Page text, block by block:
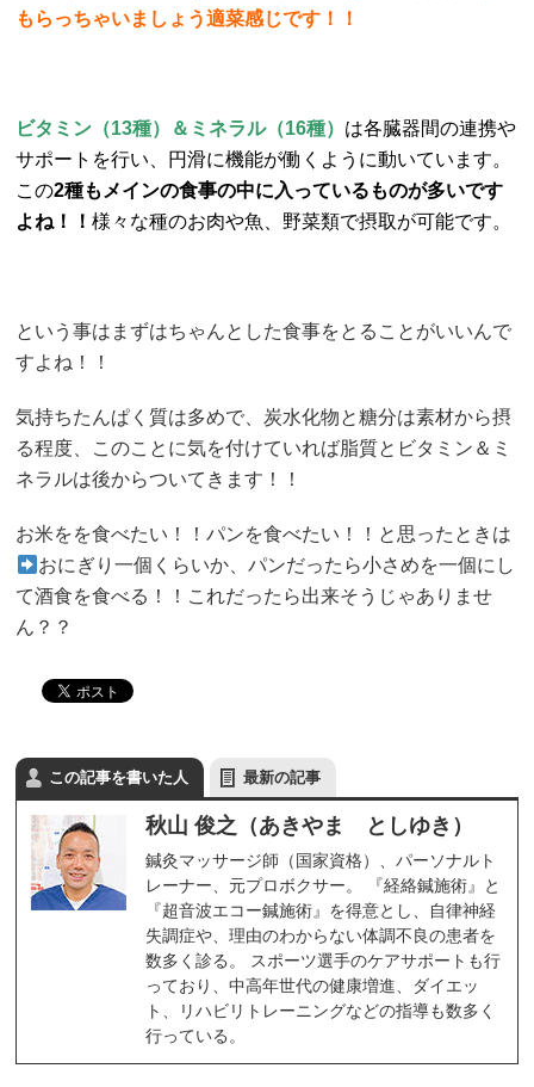
もらっちゃいましょう適菜感じです！！
ビタミン（13種）＆ミネラル（16種） は各臓器間の連携や
サポートを行い、円滑に機能が働くように動いています。
この2種もメインの食事の中に入っているものが多いです
よね！！様々な種のお肉や魚、野菜類で摂取が可能です。
という事はまずはちゃんとした食事をとることがいいんで
すよね！！
気持ちたんぱく質は多めで、炭水化物と糖分は素材から摂
る程度、このことに気を付けていれば脂質とビタミン＆ミ
ネラルは後からついてきます！！
お米をを食べたい！！パンを食べたい！！と思ったときは
おにぎり一個くらいか、パンだったら小さめを一個にし
て酒食を食べる！！これだったら出来そうじゃありませ
ん？？
この記事を書いた人 最新の記事
秋山 俊之（あきやま としゆき）
鍼灸マッサージ師（国家資格）、パーソナルト
レーナー、元プロボクサー。 『経絡鍼施術』と
『超音波エコー鍼施術』を得意とし、自律神経
失調症や、理由のわからない体調不良の患者を
数多く診る。 スポーツ選手のケアサポートも行
っており、中高年世代の健康増進、ダイエッ
ト、リハビリトレーニングなどの指導も数多く
行っている。